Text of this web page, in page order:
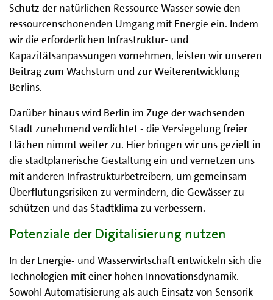
Schutz der natürlichen Ressource Wasser sowie den
ressourcenschonenden Umgang mit Energie ein. Indem
wir die erforderlichen Infrastruktur- und
Kapazitätsanpassungen vornehmen, leisten wir unseren
Beitrag zum Wachstum und zur Weiterentwicklung
Berlins.
Darüber hinaus wird Berlin im Zuge der wachsenden
Stadt zunehmend verdichtet - die Versiegelung freier
Flächen nimmt weiter zu. Hier bringen wir uns gezielt in
die stadtplanerische Gestaltung ein und vernetzen uns
mit anderen Infrastrukturbetreibern, um gemeinsam
Überflutungsrisiken zu vermindern, die Gewässer zu
schützen und das Stadtklima zu verbessern.
Potenziale der Digitalisierung nutzen
In der Energie- und Wasserwirtschaft entwickeln sich die
Technologien mit einer hohen Innovationsdynamik.
Sowohl Automatisierung als auch Einsatz von Sensorik